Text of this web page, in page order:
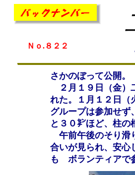
Ｎｏ.８２２
さかのぼって公開。
２月１９日（金）
れた。１月１２日
グループは参加せ
と３０㌢ほど、柱の
午前午後のそり滑
合いが見られ、安
も ボランティアで